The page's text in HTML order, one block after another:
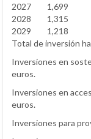
2027
1,699
2028
1,315
2029
1,218
Total de inversión
Inversiones en
euros.
Inversiones en
euros.
Inversiones para